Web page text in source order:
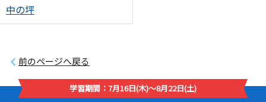
中の坪
前のページへ戻る
学習期間：7月16日(木)～8月22日(土)